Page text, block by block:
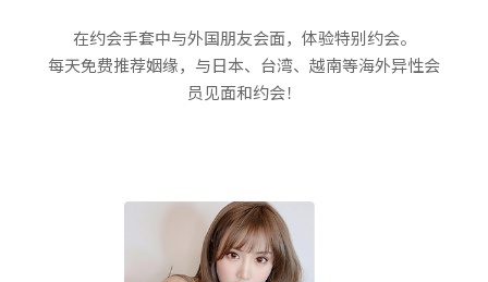
在约会手套中与外国朋友会面，体验特别约会。
每天免费推荐姻缘，与日本、台湾、越南等海外异性会
员见面和约会！